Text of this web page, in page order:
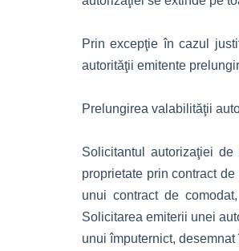
Prin excepţie în cazul
autorităţii emitente
Prelungirea valabilităţii
Solicitantul autorizaţiei
proprietate prin contract
unui contract de
Solicitarea emiterii unei
unui împuternict,